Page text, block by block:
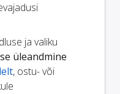
ja valiku
üleandmine
, ostu- või